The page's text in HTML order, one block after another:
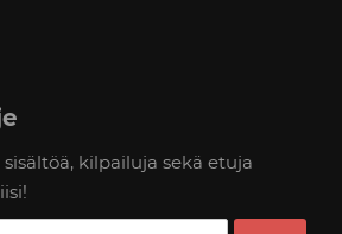
kilpailuja sekä etuja